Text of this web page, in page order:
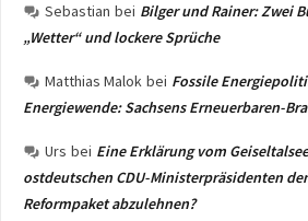
Sebastian bei Bilger und Rainer: Zwei
„Wetter“ und lockere Sprüche
Matthias Malok bei Fossile
Energiewende: Sachsens Erneuerbaren-
Urs bei Eine Erklärung vom
ostdeutschen CDU-Ministerpräsidenten
Reformpaket abzulehnen?